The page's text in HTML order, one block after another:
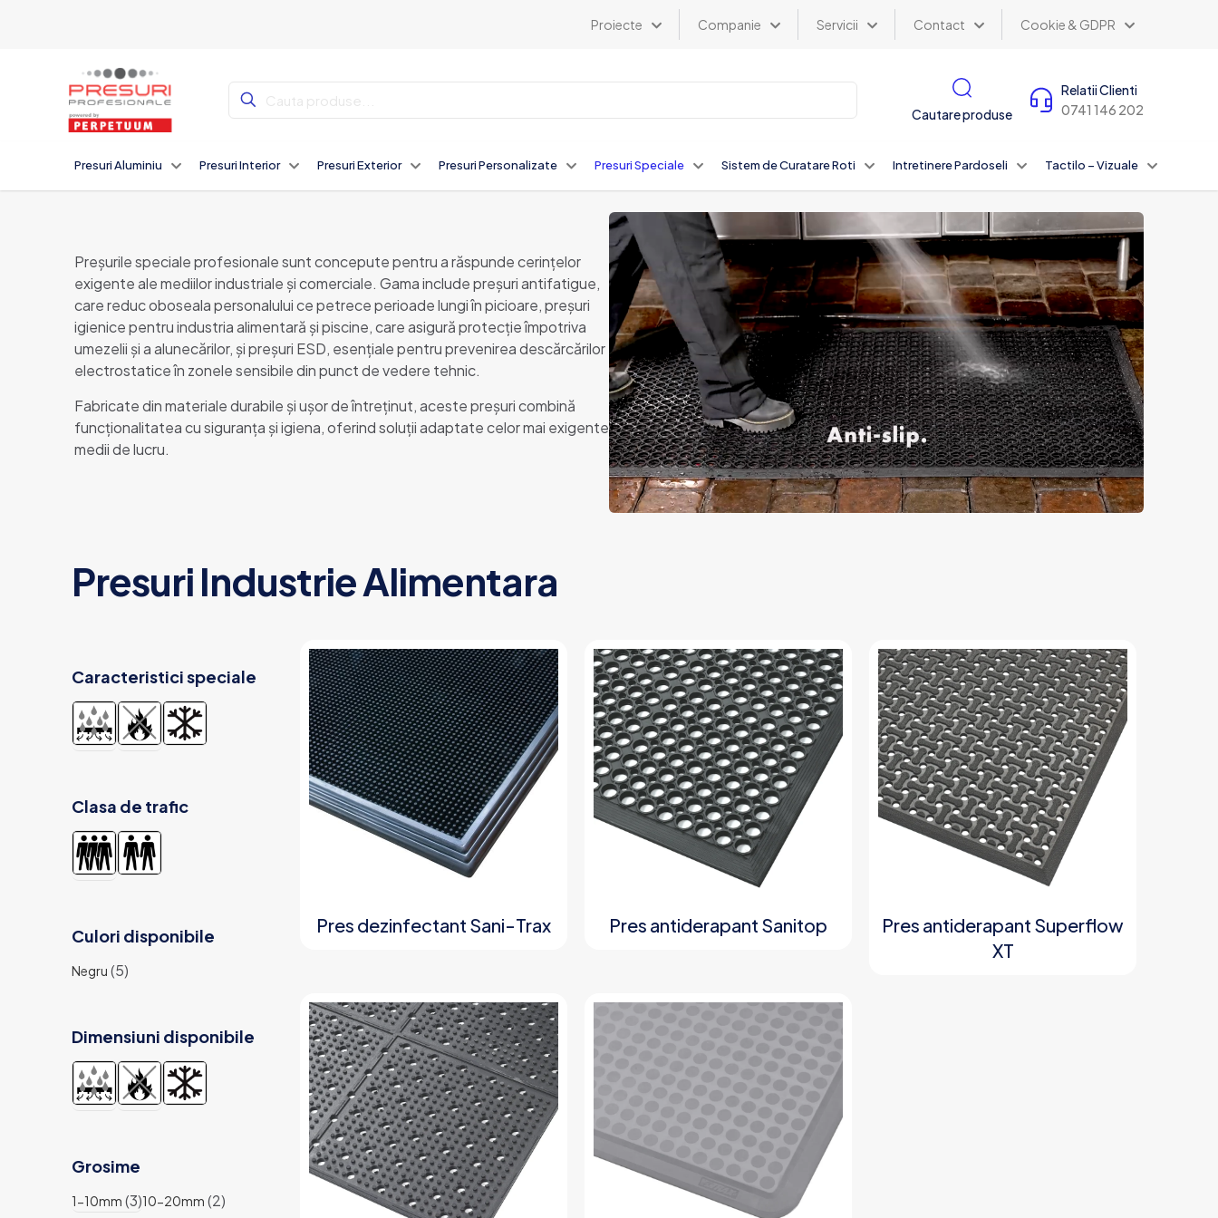
Proiecte Companie Servicii Contact Cookie & GDPR
Cautare produse
Relatii Clienti
0741 146 202
Presuri Aluminiu Presuri Interior Presuri Exterior Presuri Personalizate Presuri Speciale Sistem de Curatare Roti Intretinere Pardoseli Tactilo – Vizuale
Preșurile speciale profesionale sunt concepute pentru a răspunde cerințelor
exigente ale mediilor industriale și comerciale. Gama include preșuri antifatigue,
care reduc oboseala personalului ce petrece perioade lungi în picioare, preșuri
igienice pentru industria alimentară și piscine, care asigură protecție împotriva
umezelii și a alunecărilor, și preșuri ESD, esențiale pentru prevenirea descărcărilor
electrostatice în zonele sensibile din punct de vedere tehnic.
Fabricate din materiale durabile și ușor de întreținut, aceste preșuri combină
funcționalitatea cu siguranța și igiena, oferind soluții adaptate celor mai exigente
medii de lucru.
Presuri Industrie Alimentara
Caracteristici speciale
Clasa de trafic
Culori disponibile
Negru (5)
Dimensiuni disponibile
Grosime
1-10mm (3)10-20mm (2)
Pres dezinfectant Sani-Trax Pres antiderapant Sanitop
Pres antiderapant Superflow
XT